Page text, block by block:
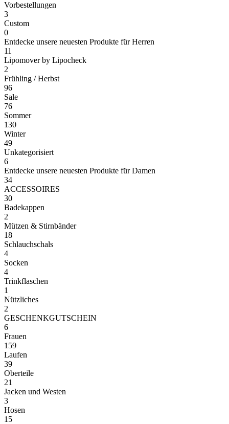
Vorbestellungen
3
Custom
0
Entdecke unsere neuesten Produkte für Herren
11
Lipomover by Lipocheck
2
Frühling / Herbst
96
Sale
76
Sommer
130
Winter
49
Unkategorisiert
6
Entdecke unsere neuesten Produkte für Damen
34
ACCESSOIRES
30
Badekappen
2
Mützen & Stirnbänder
18
Schlauchschals
4
Socken
4
Trinkflaschen
1
Nützliches
2
GESCHENKGUTSCHEIN
6
Frauen
159
Laufen
39
Oberteile
21
Jacken und Westen
3
Hosen
15